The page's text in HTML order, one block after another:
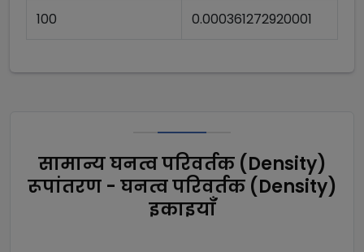
100 0.000361272920001
सामान्य घनत्व परिवर्तक (Density)
रूपांतरण - घनत्व परिवर्तक (Density)
इकाइयाँ